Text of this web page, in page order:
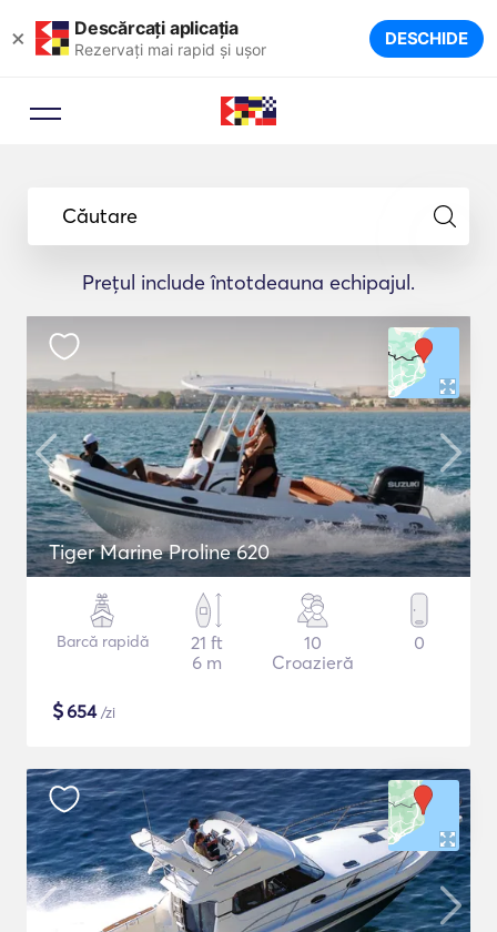
× Descărcați aplicația
Rezervați mai rapid și ușor DESCHIDE
Căutare
Prețul include întotdeauna echipajul.
Tiger Marine Proline 620
Barcă rapidă
21 ft
6 m
10
Croazieră
0
$654/zi